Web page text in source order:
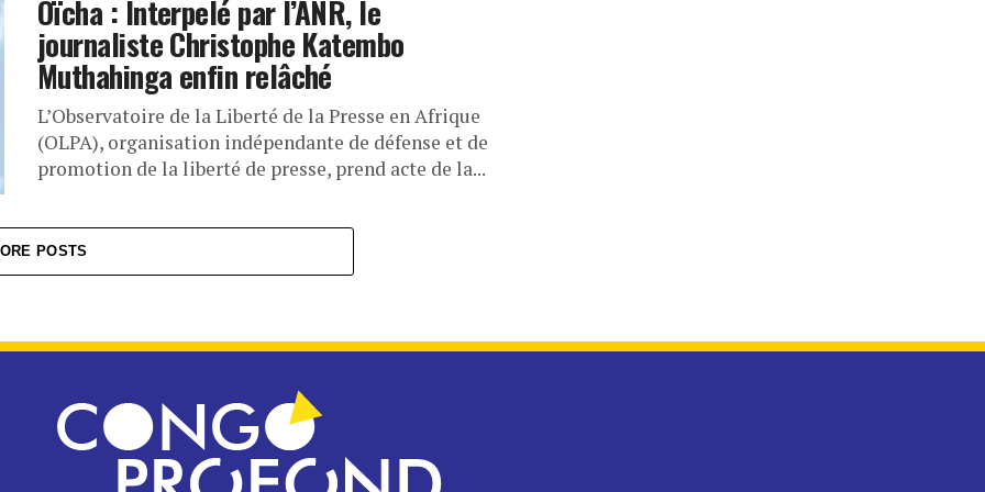
Oïcha : Interpelé par l’ANR, le
journaliste Christophe Katembo
Muthahinga enfin relâché
L’Observatoire de la Liberté de la Presse en Afrique
(OLPA), organisation indépendante de défense et de
promotion de la liberté de presse, prend acte de la...
POSTS